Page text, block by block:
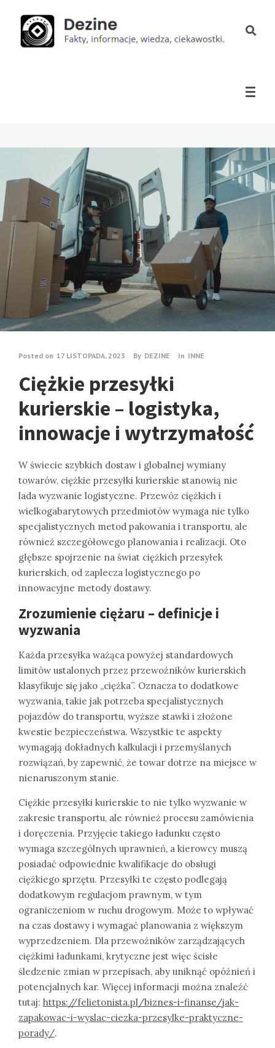
Posted on 17 LISTOPADA, 2023 By DEZINE In INNE
Ciężkie przesyłki
kurierskie – logistyka,
innowacje i wytrzymałość
W świecie szybkich dostaw i globalnej wymiany
towarów, ciężkie przesyłki kurierskie stanowią nie
lada wyzwanie logistyczne. Przewóz ciężkich i
wielkogabarytowych przedmiotów wymaga nie tylko
specjalistycznych metod pakowania i transportu, ale
również szczegółowego planowania i realizacji. Oto
głębsze spojrzenie na świat ciężkich przesyłek
kurierskich, od zaplecza logistycznego po
innowacyjne metody dostawy.
Zrozumienie ciężaru – definicje i
wyzwania
Każda przesyłka ważąca powyżej standardowych
limitów ustalonych przez przewoźników kurierskich
klasyfikuje się jako „ciężka”. Oznacza to dodatkowe
wyzwania, takie jak potrzeba specjalistycznych
pojazdów do transportu, wyższe stawki i złożone
kwestie bezpieczeństwa. Wszystkie te aspekty
wymagają dokładnych kalkulacji i przemyślanych
rozwiązań, by zapewnić, że towar dotrze na miejsce w
nienaruszonym stanie.
Ciężkie przesyłki kurierskie to nie tylko wyzwanie w
zakresie transportu, ale również procesu zamówienia
i doręczenia. Przyjęcie takiego ładunku często
wymaga szczególnych uprawnień, a kierowcy muszą
posiadać odpowiednie kwalifikacje do obsługi
ciężkiego sprzętu. Przesyłki te często podlegają
dodatkowym regulacjom prawnym, w tym
ograniczeniom w ruchu drogowym. Może to wpływać
na czas dostawy i wymagać planowania z większym
wyprzedzeniem. Dla przewoźników zarządzających
ciężkimi ładunkami, krytyczne jest więc ścisłe
śledzenie zmian w przepisach, aby uniknąć opóźnień i
potencjalnych kar. Więcej informacji można znaleźć
tutaj: https://felietonista.pl/biznes-i-finanse/jak-
zapakowac-i-wyslac-ciezka-przesylke-praktyczne-
porady/.